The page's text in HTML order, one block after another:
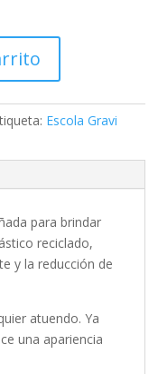
Escola Gravi
para brindar
reciclado,
y la reducción de
atuendo. Ya
una apariencia